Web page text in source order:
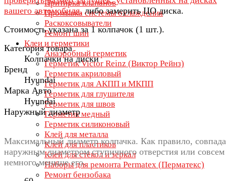
Притирка клапанов
Промывка системы охлаждения
Раскоксовыватели
Ремонт шин
Клеи и герметики
Анаэробный герметик
Герметик Victor Reinz (Виктор Рейнз)
Герметик акриловый
Герметик для АКПП и МКПП
Герметик для глушителя
Герметик для швов
Герметик медный
Герметик силиконовый
Клей для металла
Клей для пластиков
Клей для стёкол и зеркал
Наборы для ремонта Permatex (Перматекс)
Ремонт бензобака
вашего автомобиля, либо замерить ЦО диска.
Стоимость указана за 1 колпачок (1 шт.).
Категория товара
Колпачки на диски
Бренд
Hyundai
Марка Авто
Hyundai
Наружный диаметр
Максимальный диаметр колпачка. Как правило,
наружным диаметром ступичного отверстия или совсем
немного меньше его.